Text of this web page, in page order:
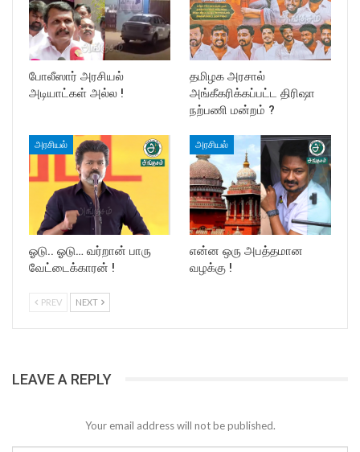
போலீஸார் அரசியல்
அடியாட்கள் அல்ல !
தமிழக அரசால்
அங்கீகரிக்கப்பட்ட திரிஷா
நற்பணி மன்றம் ?
அரசியல்
ஓடு.. ஓடு… வர்றான் பாரு
வேட்டைக்காரன் !
அரசியல்
என்ன ஒரு அபத்தமான
வழக்கு !
PREV NEXT
LEAVE A REPLY
Your email address will not be published.